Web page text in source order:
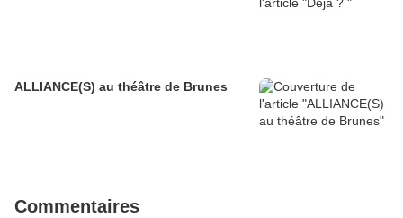
ALLIANCE(S) au théâtre de Brunes
Commentaires